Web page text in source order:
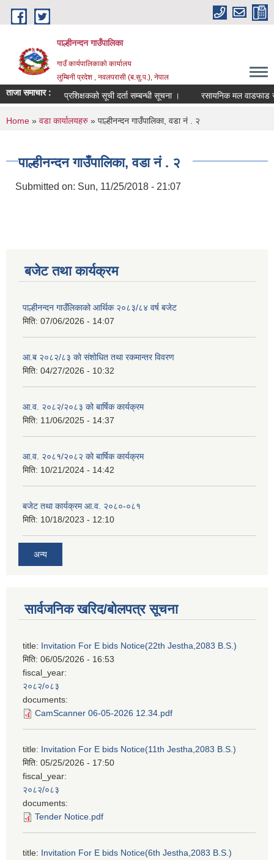
Skip to main content
पाल्हीनन्दन गाउँपालिका
गाउँ कार्यपालिकाको कार्यालय
लुम्बिनी प्रदेश , नवलपरासी (ब.सु.प.), नेपाल
ताजा समाचार : प्रशिक्षकको सूची दर्ता सम्बन्धी सूचना । रसायनिक मल वाडफाड
You are here
Home » वडा कार्यालयहरु » पाल्हीनन्दन गाउँपालिका, वडा नं . २
पाल्हीनन्दन गाउँपालिका, वडा नं . २
Submitted on: Sun, 11/25/2018 - 21:07
बजेट तथा कार्यक्रम
पाल्हीनन्दन गाउँलिकाको आर्थिक २०८३/८४ वर्ष बजेट
मिति: 07/06/2026 - 14:07
आ.ब २०८२/८३ को संशोधित तथा रकमान्तर विवरण
मिति: 04/27/2026 - 10:32
आ.व. २०८२/२०८३ को बार्षिक कार्यक्रम
मिति: 11/06/2025 - 14:37
आ.व. २०८१/२०८२ को बार्षिक कार्यक्रम
मिति: 10/21/2024 - 14:42
बजेट तथा कार्यक्रम आ.व. २०८०-०८१
मिति: 10/18/2023 - 12:10
अन्य
सार्वजनिक खरिद/बोलपत्र सूचना
title: Invitation For E bids Notice(22th Jestha,2083 B.S.)
मिति: 06/05/2026 - 16:53
fiscal_year:
२०८२/०८३
documents:
CamScanner 06-05-2026 12.34.pdf
title: Invitation For E bids Notice(11th Jestha,2083 B.S.)
मिति: 05/25/2026 - 17:50
fiscal_year:
२०८२/०८३
documents:
Tender Notice.pdf
title: Invitation For E bids Notice(6th Jestha,2083 B.S.)